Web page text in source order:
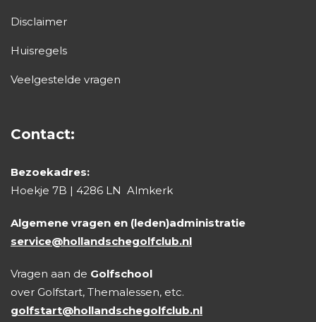
Disclaimer
Huisregels
Veelgestelde vragen
Contact:
Bezoekadres:
Hoekje 7B | 4286 LN Almkerk
Algemene vragen en (leden)administratie
service@hollandschegolfclub.nl
Vragen aan de Golfschool
over Golfstart, Themalessen, etc.
golfstart@hollandschegolfclub.nl